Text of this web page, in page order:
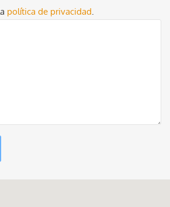
política de privacidad.